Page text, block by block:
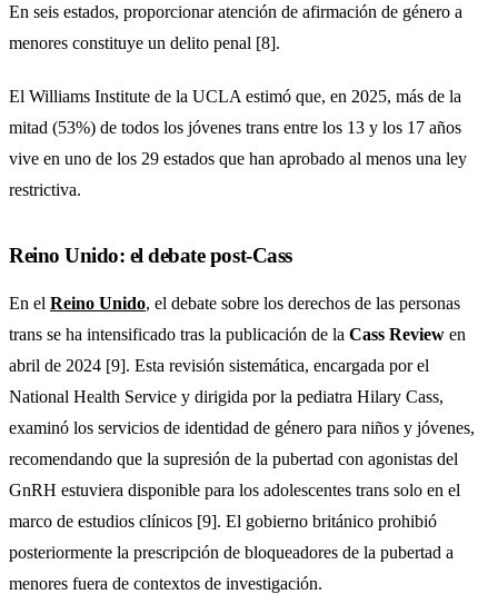
En seis estados, proporcionar atención de afirmación de género a
menores constituye un delito penal [8].
El Williams Institute de la UCLA estimó que, en 2025, más de la
mitad (53%) de todos los jóvenes trans entre los 13 y los 17 años
vive en uno de los 29 estados que han aprobado al menos una ley
restrictiva.
Reino Unido: el debate post-Cass
En el Reino Unido, el debate sobre los derechos de las personas
trans se ha intensificado tras la publicación de la Cass Review en
abril de 2024 [9]. Esta revisión sistemática, encargada por el
National Health Service y dirigida por la pediatra Hilary Cass,
examinó los servicios de identidad de género para niños y jóvenes,
recomendando que la supresión de la pubertad con agonistas del
GnRH estuviera disponible para los adolescentes trans solo en el
marco de estudios clínicos [9]. El gobierno británico prohibió
posteriormente la prescripción de bloqueadores de la pubertad a
menores fuera de contextos de investigación.